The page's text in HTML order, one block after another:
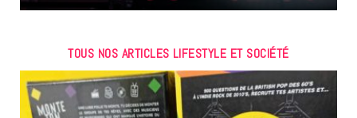
TOUS NOS ARTICLES LIFESTYLE ET SOCIÉTÉ